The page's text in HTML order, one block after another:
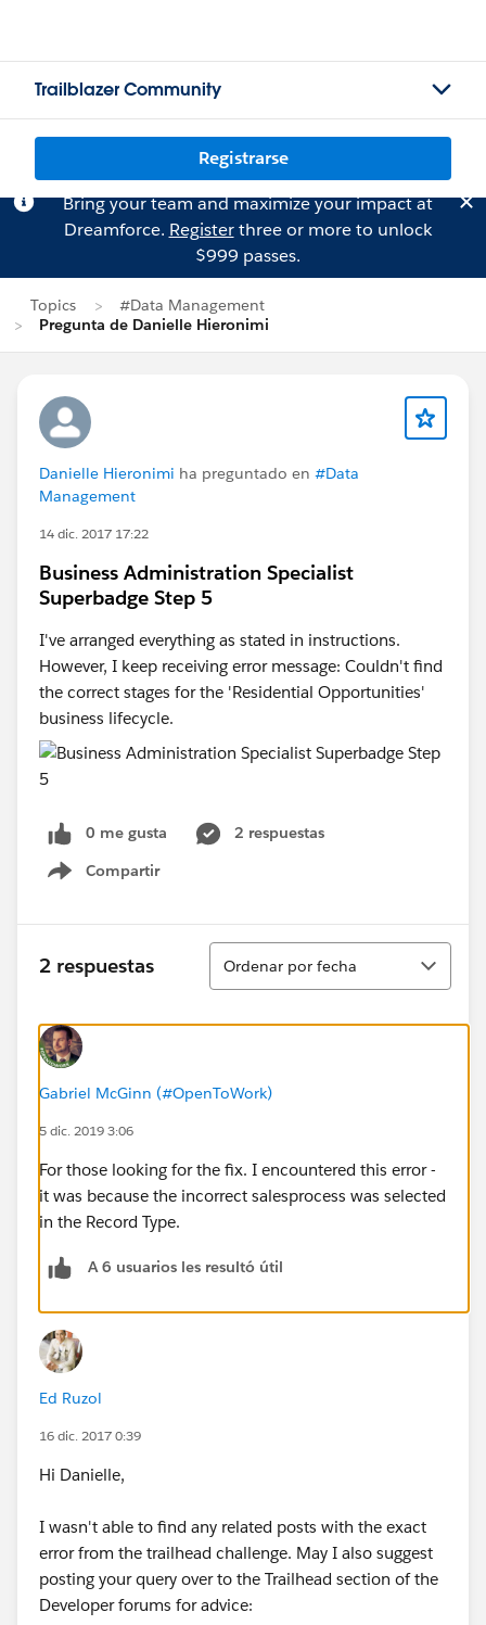
Trailblazer Community
Registrarse
Bring your team and maximize your impact at
Dreamforce. Registerthree or more to unlock
$999 passes.
Topics
#Data Management
Pregunta de Danielle Hieronimi
Danielle Hieronimi ha preguntado en #Data
Management
14 dic. 2017 17:22
Business Administration Specialist
Superbadge Step 5
I've arranged everything as stated in instructions.
However, I keep receiving error message: Couldn't find
the correct stages for the 'Residential Opportunities'
business lifecycle.
0 me gusta
2 respuestas
Compartir
Show menu
2 respuestas
Ordenar
Ordenar por fecha
Gabriel McGinn (#OpenToWork)
5 dic. 2019 3:06
For those looking for the fix. I encountered this error -
it was because the incorrect salesprocess was selected
in the Record Type.
A 6 usuarios les resultó útil
Ed Ruzol
16 dic. 2017 0:39
Hi Danielle,
I wasn't able to find any related posts with the exact
error from the trailhead challenge. May I also suggest
posting your query over to the Trailhead section of the
Developer forums for advice: